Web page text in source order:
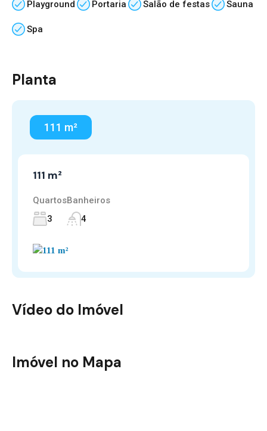
Playground Portaria Salão de festas Sauna
Spa
Planta
111 m²
111 m²
Quartos
3
Banheiros
4
Vídeo do Imóvel
Inspirare Spa Residence
Imóvel no Mapa